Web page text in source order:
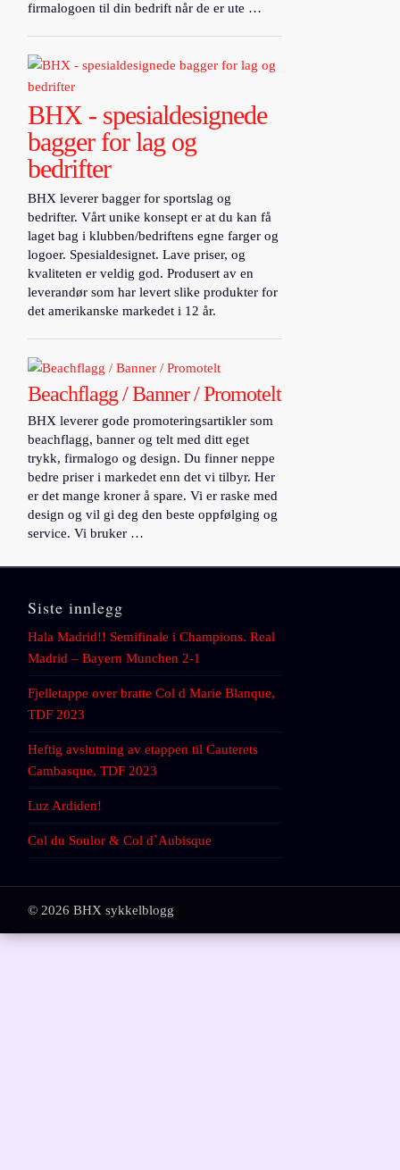
firmalogoen til din bedrift når de er ute …
BHX - spesialdesignede
bagger for lag og
bedrifter
BHX leverer bagger for sportslag og
bedrifter. Vårt unike konsept er at du kan få
laget bag i klubben/bedriftens egne farger og
logoer. Spesialdesignet. Lave priser, og
kvaliteten er veldig god. Produsert av en
leverandør som har levert slike produkter for
det amerikanske markedet i 12 år.
Beachflagg / Banner / Promotelt
BHX leverer gode promoteringsartikler som
beachflagg, banner og telt med ditt eget
trykk, firmalogo og design. Du finner neppe
bedre priser i markedet enn det vi tilbyr. Her
er det mange kroner å spare. Vi er raske med
design og vil gi deg den beste oppfølging og
service. Vi bruker …
Siste innlegg
Hala Madrid!! Semifinale i Champions. Real
Madrid – Bayern Munchen 2-1
Fjelletappe over bratte Col d Marie Blanque,
TDF 2023
Heftig avslutning av etappen til Cauterets
Cambasque, TDF 2023
Luz Ardiden!
Col du Soulor & Col d`Aubisque
© 2026 BHX sykkelblogg